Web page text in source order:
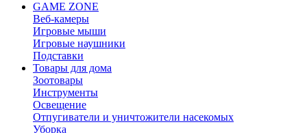
GAME ZONE
Веб-камеры
Игровые мыши
Игровые наушники
Подставки
Товары для дома
Зоотовары
Инструменты
Освещение
Отпугиватели и уничтожители насекомых
Уборка